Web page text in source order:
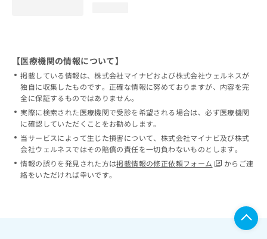
【医療機関の情報について】
掲載している情報は、株式会社マイナビおよび株式会社ウェルネスが
独自に収集したものです。正確な情報に努めておりますが、内容を完
全に保証するものではありません。
実際に検索された医療機関で受診を希望される場合は、必ず医療機関
に確認していただくことをお勧めします。
当サービスによって生じた損害について、株式会社マイナビ及び株式
会社ウェルネスではその賠償の責任を一切負わないものとします。
情報の誤りを発見された方は掲載情報の修正依頼フォーム
からご連
絡をいただければ幸いです。